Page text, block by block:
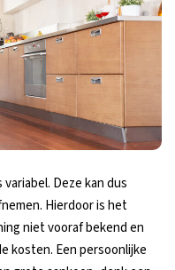
Deze kan dus
Hierdoor is het
niet vooraf bekend en
kosten. Een persoonlijke